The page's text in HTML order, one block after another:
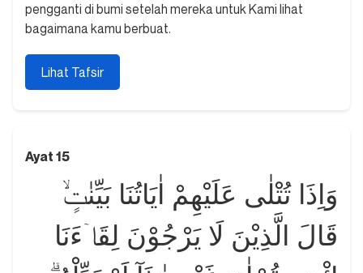
pengganti di bumi setelah mereka untuk Kami lihat
bagaimana kamu berbuat.
Lihat Tafsir
Ayat 15
وَاِذَا تُتْلٰى عَلَيْهِمْ اٰيَاتُنَا بَيِّنٰتٍۙ
قَالَ الَّذِيْنَ لَا يَرْجُوْنَ لِقَاۤءَنَا